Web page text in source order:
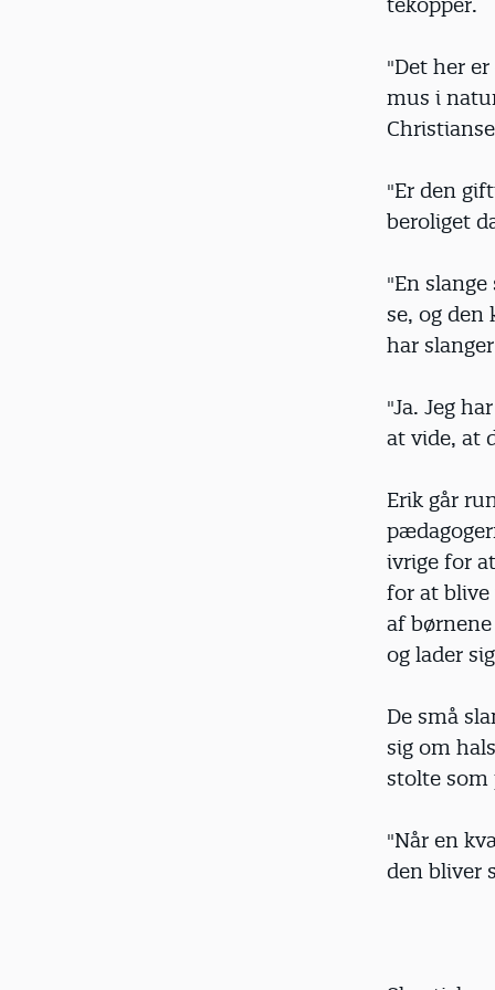
"Det her
mus i
"Er den
beroliget
"En
se, og den
har
"Ja. Jeg
at vide, at
Erik går
ivrige for
for at blive
af
og lader
De små
sig om
stolte som
"Når en
den bliver